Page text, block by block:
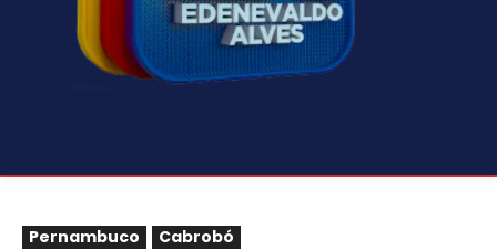
Pernambuco Cabrobó